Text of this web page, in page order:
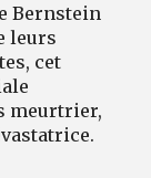
Bernstein
leurs
cet
meurtrier,